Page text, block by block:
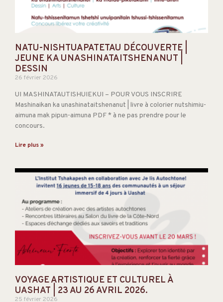
NATU-NISHTUAPATETAU DÉCOUVERTE |
JEUNE KA UNASHINATAITSHENANUT |
DESSIN
26 février 2026
UI MASHINATAUTISHUIEKUI – POUR VOUS INSCRIRE
Mashinaikan ka unashinataitshenanut | livre à colorier nutshimiu-
aimuna mak pipun-aimuna PDF * à ne pas prendre pour le
concours.
Lire plus »
VOYAGE ARTISTIQUE ET CULTUREL À
UASHAT | 23 AU 26 AVRIL 2026.
25 février 2026